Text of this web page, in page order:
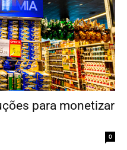
para monetizar
0